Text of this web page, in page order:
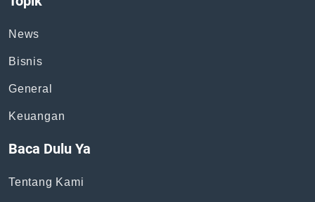
News
Bisnis
General
Keuangan
Baca Dulu Ya
Tentang Kami